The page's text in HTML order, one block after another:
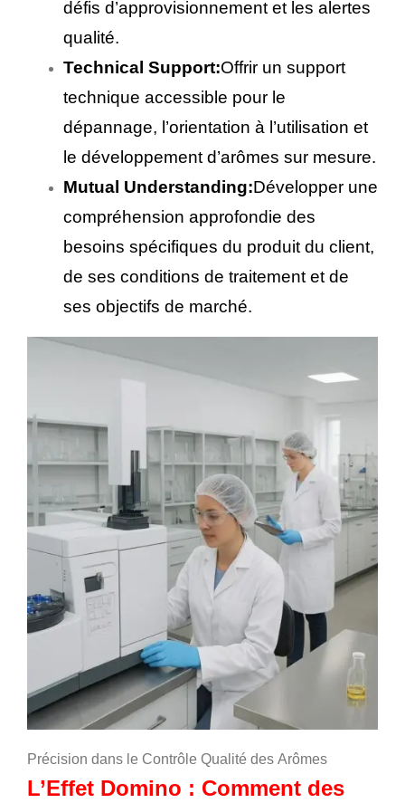
défis d’approvisionnement et les alertes
qualité.
Technical Support:Offrir un support
technique accessible pour le
dépannage, l’orientation à l’utilisation et
le développement d’arômes sur mesure.
Mutual Understanding:Développer une
compréhension approfondie des
besoins spécifiques du produit du client,
de ses conditions de traitement et de
ses objectifs de marché.
Précision dans le Contrôle Qualité des Arômes
L’Effet Domino : Comment des